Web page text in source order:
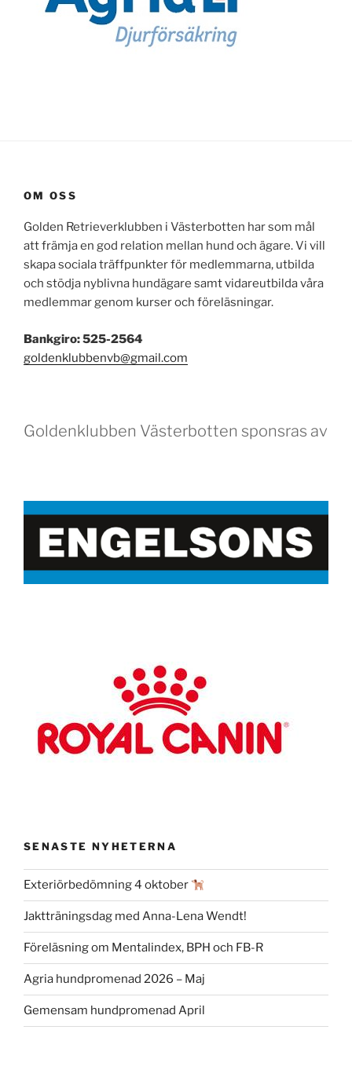
OM OSS
Golden Retrieverklubben i Västerbotten har som mål
att främja en god relation mellan hund och ägare. Vi vill
skapa sociala träffpunkter för medlemmarna, utbilda
och stödja nyblivna hundägare samt vidareutbilda våra
medlemmar genom kurser och föreläsningar.
Bankgiro: 525-2564
goldenklubbenvb@gmail.com
Goldenklubben Västerbotten sponsras av
SENASTE NYHETERNA
Exteriörbedömning 4 oktober
Jaktträningsdag med Anna-Lena Wendt!
Föreläsning om Mentalindex, BPH och FB-R
Agria hundpromenad 2026 – Maj
Gemensam hundpromenad April